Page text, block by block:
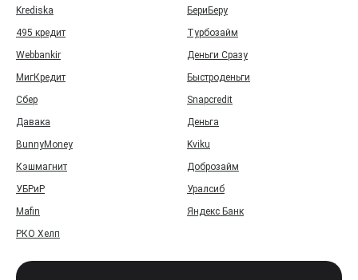
Krediska
БериБеру
495 кредит
Турбозайм
Webbankir
Деньги Сразу
МигКредит
Быстроденьги
Сбер
Snapcredit
Давака
Деньга
BunnyMoney
Kviku
Кэшмагнит
Доброзайм
УБРиР
Уралсиб
Mafin
Яндекс Банк
РКО Хелп